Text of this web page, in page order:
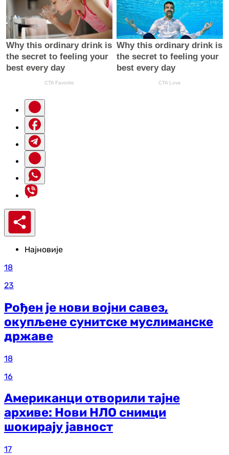
Најновије
18
23
Рођен је нови војни савез,
окупљене сунитске муслиманске
државе
18
16
Американци отворили тајне
архиве: Нови НЛО снимци
шокирају јавност
17